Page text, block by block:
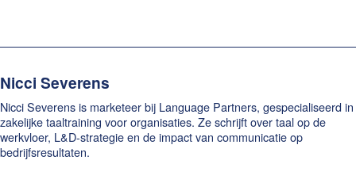
Nicci Severens
Nicci Severens is marketeer bij Language Partners, gespecialiseerd in
zakelijke taaltraining voor organisaties. Ze schrijft over taal op de
werkvloer, L&D-strategie en de impact van communicatie op
bedrijfsresultaten.